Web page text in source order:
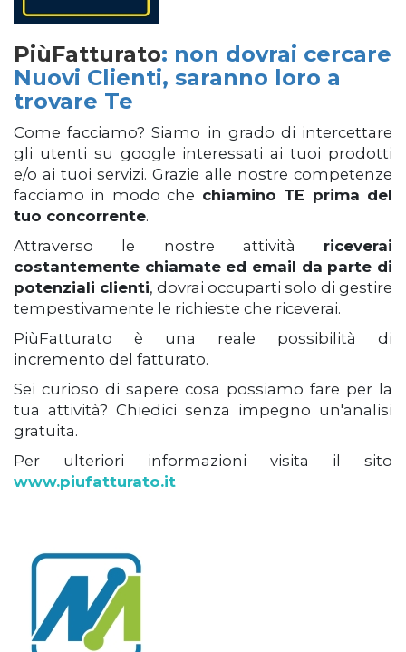
PiùFatturato: non dovrai cercare
Nuovi Clienti, saranno loro a
trovare Te
Come facciamo? Siamo in grado di intercettare
gli utenti su google interessati ai tuoi prodotti
e/o ai tuoi servizi. Grazie alle nostre competenze
facciamo in modo che chiamino TE prima del
tuo concorrente.
Attraverso le nostre attività riceverai
costantemente chiamate ed email da parte di
potenziali clienti, dovrai occuparti solo di gestire
tempestivamente le richieste che riceverai.
PiùFatturato è una reale possibilità di
incremento del fatturato.
Sei curioso di sapere cosa possiamo fare per la
tua attività? Chiedici senza impegno un'analisi
gratuita.
Per ulteriori informazioni visita il sito
www.piufatturato.it